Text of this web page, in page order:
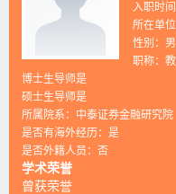
入职时
所在单
性别：男
职称：
博士生导师是
硕士生导师是
所属院系：中泰证券金融研究院
是否有海外经历：是
是否外籍人员：否
学术荣誉
曾获荣誉